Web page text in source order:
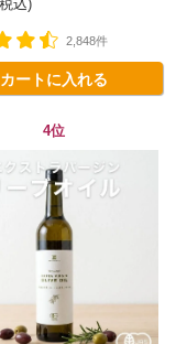
込)
2,848件
カートに入れる
4位
用いただけます
限り
ちら >>